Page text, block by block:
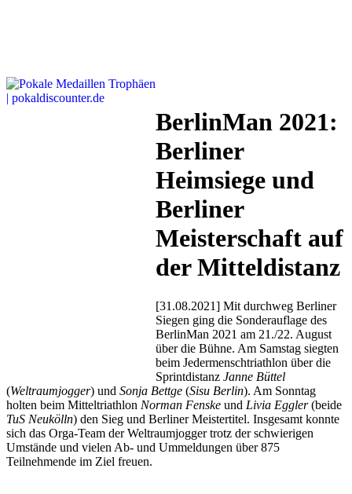
BerlinMan 2021:
Berliner
Heimsiege und
Berliner
Meisterschaft auf
der Mitteldistanz
[31.08.2021] Mit durchweg Berliner
Siegen ging die Sonderauflage des
BerlinMan 2021 am 21./22. August
über die Bühne. Am Samstag siegten
beim Jedermenschtriathlon über die
Sprintdistanz Janne Büttel
(Weltraumjogger) und Sonja Bettge (Sisu Berlin). Am Sonntag
holten beim Mitteltriathlon Norman Fenske und Livia Eggler(beide
TuS Neukölln) den Sieg und Berliner Meistertitel. Insgesamt konnte
sich das Orga-Team der Weltraumjogger trotz der schwierigen
Umstände und vielen Ab- und Ummeldungen über 875
Teilnehmende im Ziel freuen.